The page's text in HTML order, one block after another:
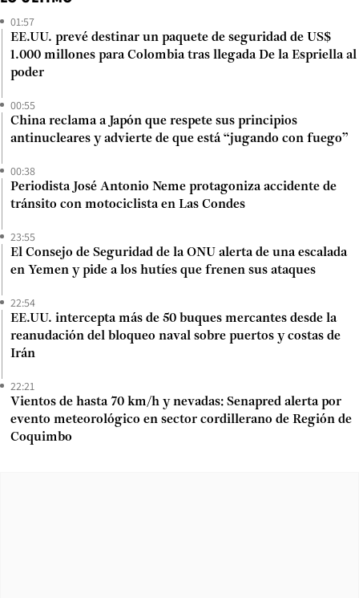
01:57
EE.UU. prevé destinar un paquete de seguridad de US$
1.000 millones para Colombia tras llegada De la Espriella al
poder
00:55
China reclama a Japón que respete sus principios
antinucleares y advierte de que está “jugando con fuego”
00:38
Periodista José Antonio Neme protagoniza accidente de
tránsito con motociclista en Las Condes
23:55
El Consejo de Seguridad de la ONU alerta de una escalada
en Yemen y pide a los hutíes que frenen sus ataques
22:54
EE.UU. intercepta más de 50 buques mercantes desde la
reanudación del bloqueo naval sobre puertos y costas de
Irán
22:21
Vientos de hasta 70 km/h y nevadas: Senapred alerta por
evento meteorológico en sector cordillerano de Región de
Coquimbo